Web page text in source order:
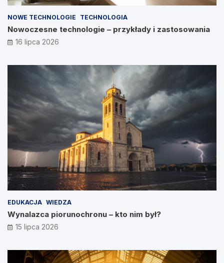
NOWE TECHNOLOGIE TECHNOLOGIA
Nowoczesne technologie – przykłady i zastosowania
16 lipca 2026
EDUKACJA WIEDZA
Wynalazca piorunochronu – kto nim był?
15 lipca 2026